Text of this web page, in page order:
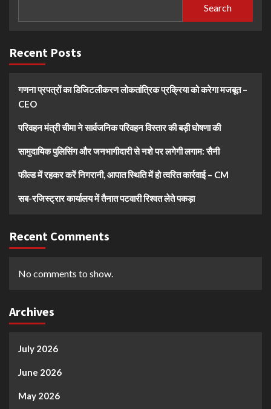
Search
Recent Posts
गणना प्रपत्रों का डिजिटलीकरण लोकतांत्रिक प्रक्रिया को करेगा मजबूत –
CEO
परिवहन मंत्री चीमा ने सार्वजनिक परिवहन विस्तार की बड़ी घोषणा की
सामुदायिक पुलिसिंग और जनभागीदारी से नशे पर लगेगी लगाम: सैनी
फील्ड में रहकर करें निगरानी, आपात स्थिति में हो त्वरित कार्रवाई – CM
सब-रजिस्ट्रार कार्यालय में तैनात पटवारी रिश्वत लेते पकड़ा
Recent Comments
No comments to show.
Archives
July 2026
June 2026
May 2026